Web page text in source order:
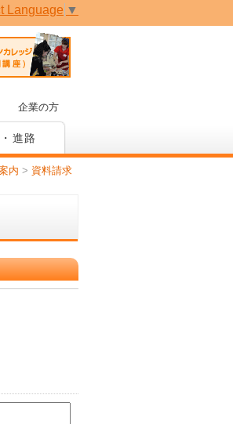
企業の方
進路
Language ▼
内 > 資料請求